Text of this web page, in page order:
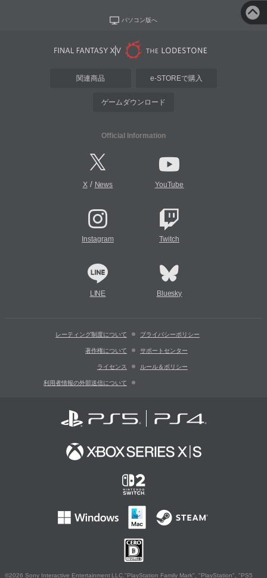
パソコン版へ
関連商品 e-STOREで購入
ゲームダウンロード
Official Information
X/ News YouTube
Instagram Twitch
LINE Bluesky
レーティング制度について プライバシーポリシー
著作権について サポートセンター
ライセンス ルール＆ポリシー
利用者情報の外部送信について
©2026 Sony Interactive Entertainment LLC."PlayStation Family Mark", "PlayStation", "PS5